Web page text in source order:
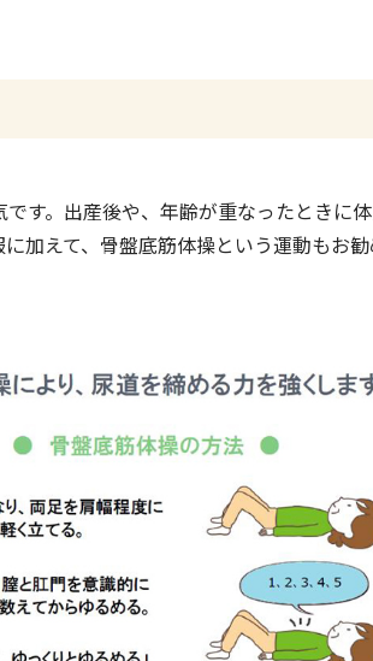
す。出産後や、年齢が重なったときに
加えて、骨盤底筋体操という運動もお